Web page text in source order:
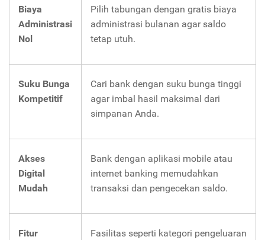
Biaya
Administrasi
Nol
Pilih tabungan dengan gratis biaya
administrasi bulanan agar saldo
tetap utuh.
Suku Bunga
Kompetitif
Cari bank dengan suku bunga tinggi
agar imbal hasil maksimal dari
simpanan Anda.
Akses
Digital
Mudah
Bank dengan aplikasi mobile atau
internet banking memudahkan
transaksi dan pengecekan saldo.
Fitur
Fasilitas seperti kategori pengeluaran